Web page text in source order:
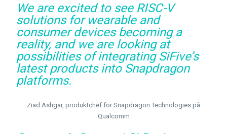
We are excited to see RISC-V
solutions for wearable and
consumer devices becoming a
reality, and we are looking at
possibilities of integrating SiFive’s
latest products into Snapdragon
platforms.
Ziad Ashgar, produktchef för Snapdragon Technologies på
Qualcomm